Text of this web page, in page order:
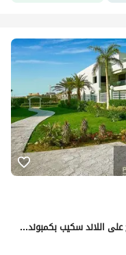
بينتهاوس جاهز للاستلام الفورى بفيو مفتوح على اللاند سكيب بكمبوند كليوبترا سكوير مباشرة على المحور و امام اركان بلازا